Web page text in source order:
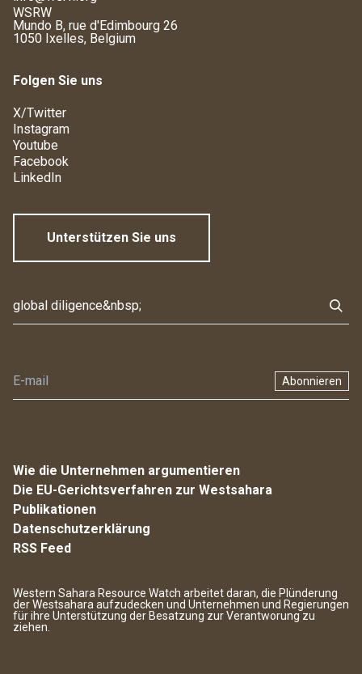
WSRW
Mundo B, rue d'Edimbourg 26
1050 Ixelles, Belgium
Folgen Sie uns
X/Twitter
Instagram
Youtube
Facebook
LinkedIn
Unterstützen Sie uns
Abonnieren
Wie die Unternehmen argumentieren
Die EU-Gerichtsverfahren zur Westsahara
Publikationen
Datenschutzerklärung
RSS Feed
Western Sahara Resource Watch arbeitet daran, die Plünderung
der Westsahara aufzudecken und Unternehmen und Regierungen
für ihre Unterstützung der Besatzung zur Verantworung zu
ziehen.